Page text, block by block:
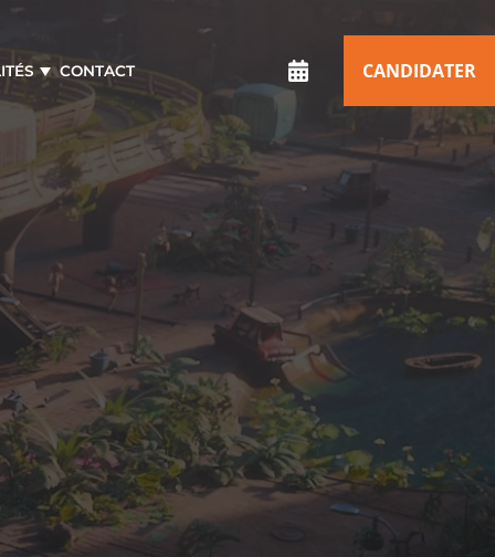
CONTACT CANDIDATER